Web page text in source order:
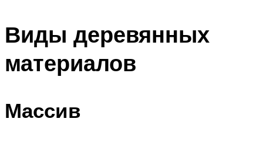
Виды деревянных
материалов
Массив